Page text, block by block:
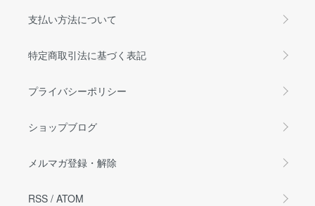
支払い方法について
特定商取引法に基づく表記
プライバシーポリシー
ショップブログ
メルマガ登録・解除
RSS / ATOM